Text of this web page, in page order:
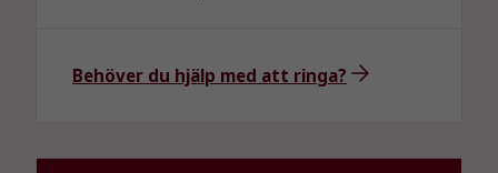
Behöver du hjälp med att ringa?